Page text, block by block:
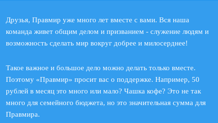
Друзья, Правмир уже много лет вместе с вами. Вся наша
команда живет общим делом и призванием - служение людям и
возможность сделать мир вокруг добрее и милосерднее!
Такое важное и большое дело можно делать только вместе.
Поэтому «Правмир» просит вас о поддержке. Например, 50
рублей в месяц это много или мало? Чашка кофе? Это не так
много для семейного бюджета, но это значительная сумма для
Правмира.